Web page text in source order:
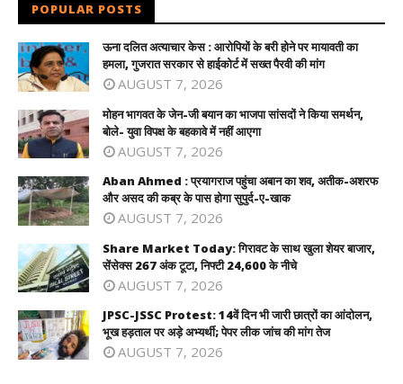
POPULAR POSTS
ऊना दलित अत्याचार केस : आरोपियों के बरी होने पर मायावती का
हमला, गुजरात सरकार से हाईकोर्ट में सख्त पैरवी की मांग
AUGUST 7, 2026
मोहन भागवत के जेन-जी बयान का भाजपा सांसदों ने किया समर्थन,
बोले- युवा विपक्ष के बहकावे में नहीं आएगा
AUGUST 7, 2026
Aban Ahmed : प्रयागराज पहुंचा अबान का शव, अतीक-अशरफ
और असद की कब्र के पास होगा सुपुर्द-ए-खाक
AUGUST 7, 2026
Share Market Today: गिरावट के साथ खुला शेयर बाजार,
सेंसेक्स 267 अंक टूटा, निफ्टी 24,600 के नीचे
AUGUST 7, 2026
JPSC-JSSC Protest: 14वें दिन भी जारी छात्रों का आंदोलन,
भूख हड़ताल पर अड़े अभ्यर्थी; पेपर लीक जांच की मांग तेज
AUGUST 7, 2026